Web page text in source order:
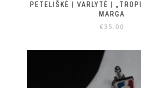
PETELIŠKĖ | VARLYTĖ |
MARGA
€35.00